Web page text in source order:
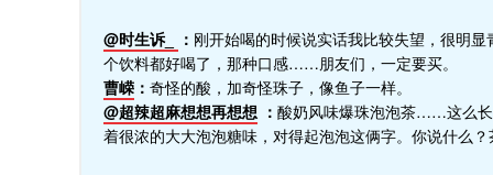
@时生诉_ ： 刚开始喝的时候说实话我比较失望，很明
个饮料都好喝了，那种口感……朋友们，一定要买。
曹嵘 ： 奇怪的酸，加奇怪珠子，像鱼子一样。
@超辣超麻想想再想想 ： 酸奶风味爆珠泡泡茶……这么长
着很浓的大大泡泡糖味，对得起泡泡这俩字。你说什么